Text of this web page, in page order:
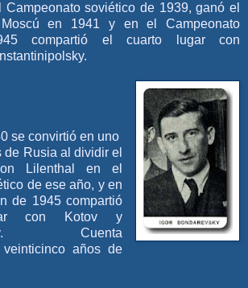
soviético de 1939, ganó el
en 1941 y en el Campeonato
compartió el cuarto lugar con
se convirtió en uno
de Rusia al dividir el
Lilenthal en el
de ese año, y en
de 1945 compartió
con Kotov y
Cuenta
años de